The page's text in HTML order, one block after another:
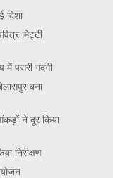
दिशा
मिट्टी
पसरी गंदगी
बना
ने दूर किया
निरीक्षण